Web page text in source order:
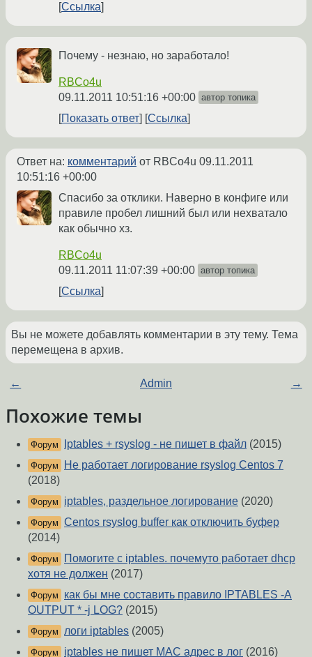
Ссылка
Почему - незнаю, но заработало!
RBCo4u
09.11.2011 10:51:16 +00:00 автор топика
Показать ответ Ссылка
Ответ на: комментарий от RBCo4u 09.11.2011
10:51:16 +00:00
Спасибо за отклики. Наверно в конфиге или
правиле пробел лишний был или нехватало
как обычно хз.
RBCo4u
09.11.2011 11:07:39 +00:00 автор топика
Ссылка
Вы не можете добавлять комментарии в эту тему. Тема
перемещена в архив.
← Admin →
Похожие темы
Форум Iptables + rsyslog - не пишет в файл (2015)
Форум
Не работает логирование rsyslog Centos 7
(2018)
Форум iptables, раздельное логирование (2020)
Форум Centos rsyslog buffer как отключить буфер
(2014)
Форум
Помогите с iptables. почемуто работает dhcp
хотя не должен (2017)
Форум
как бы мне составить правило IPTABLES -A
OUTPUT * -j LOG? (2015)
Форум логи iptables (2005)
Форум iptables не пишет MAC адрес в лог (2016)